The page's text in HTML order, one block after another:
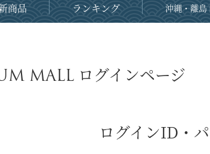
商品 ランキング 沖縄・離島
MALLログインページ
ログインID・